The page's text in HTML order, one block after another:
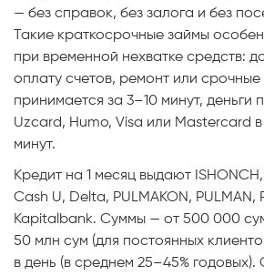
Кредит под залог недвижимости
Кредит под залог спецтехники
Кредит онлайн
Кредит для предпринимателей
Кредит для самозанятых
Жизненный цикл вашего кредита
Полезные статьи
Кредитный калькулятор
— без справок, без залога и без
Такие краткосрочные займы
при временной нехватке средств:
оплату счетов, ремонт или
принимается за 3–10 минут, деньги
Uzcard, Humo, Visa или Mastercard
минут.
Кредит на 1 месяц выдают ISHONCH,
Cash U, Delta, PULMAKON, PULMAN,
Kapitalbank. Суммы — от 500 000
50 млн сум (для постоянных
в день (в среднем 25–45%